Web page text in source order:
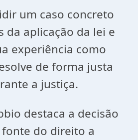
um caso concreto
da aplicação da lei e
experiência como
de forma justa
a justiça.
destaca a decisão
do direito a